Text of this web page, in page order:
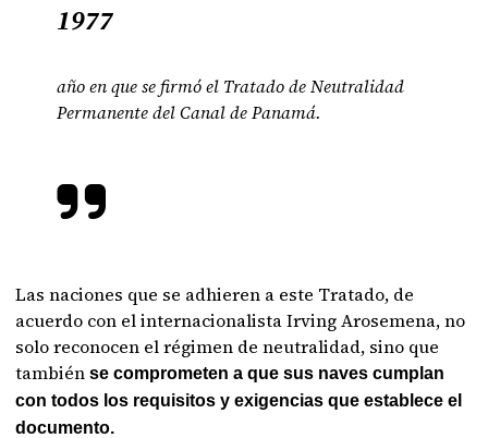
1977
año en que se firmó el Tratado de Neutralidad
Permanente del Canal de Panamá.
Las naciones que se adhieren a este Tratado, de
acuerdo con el internacionalista Irving Arosemena, no
solo reconocen el régimen de neutralidad, sino que
tambiénse comprometen a que sus naves cumplan
con todos los requisitos y exigencias que establece el
documento.